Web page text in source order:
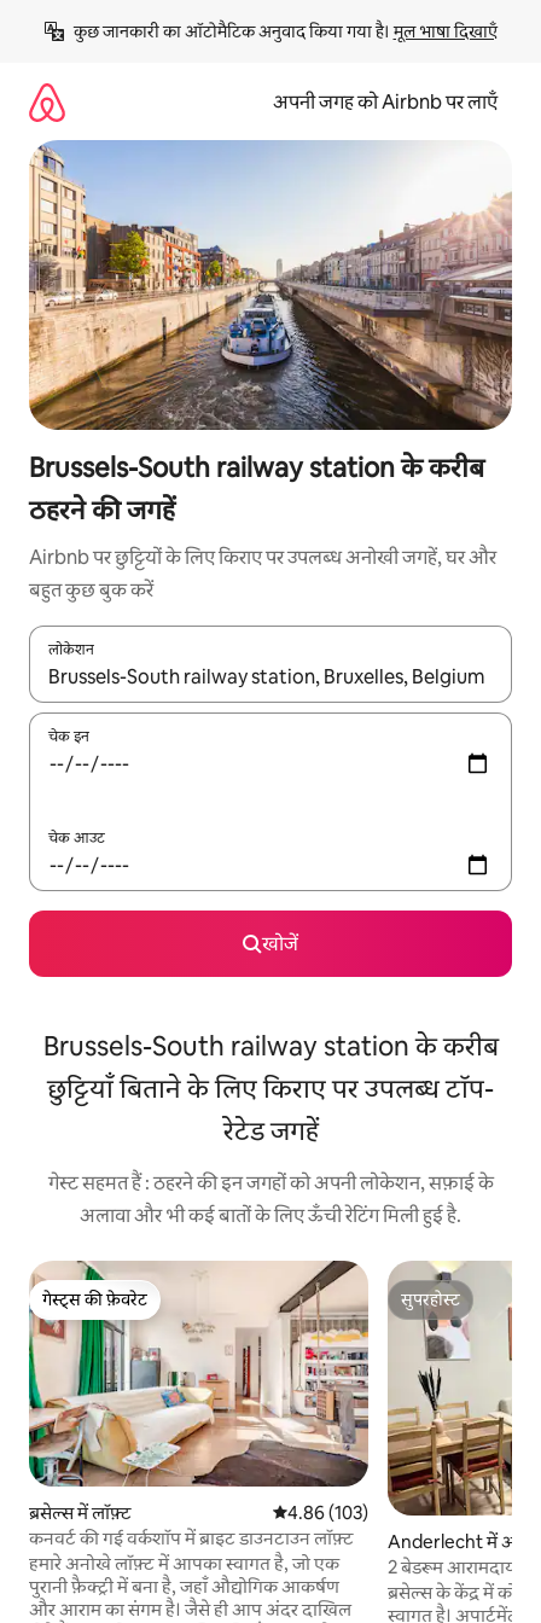
छोड़कर
कॉन्टेंट
कुछ जानकारी का ऑटोमैटिक अनुवाद किया गया है। मूल भाषा दिखाएँ
अपनी जगह को Airbnb पर लाएँ
Brussels-South railway station के करीब
ठहरने की जगहें
Airbnb पर छुट्टियों के लिए किराए पर उपलब्ध अनोखी जगहें, घर और
बहुत कुछ बुक करें
लोकेशन
नतीजों के उपलब्ध होने पर, अप और डाउन 'ऐरो की' का इस्तेमाल करके नेविगेट
चेक इन
चेक आउट
खोजें
Brussels-South railway station के करीब
छुट्टियाँ बिताने के लिए किराए पर उपलब्ध टॉप-
रेटेड जगहें
गेस्ट सहमत हैं : ठहरने की इन जगहों को अपनी लोकेशन, सफ़ाई के
अलावा और भी कई बातों के लिए ऊँची रेटिंग मिली हुई है.
गेस्ट्स की फ़ेवरेट
गेस्ट्स की फ़ेवरेट
ब्रसेल्स में लॉफ़्ट औसत रेटिंग 5 में से 4.86, 103 समीक्षाएँ
4.86 (103)
कनवर्ट की गई वर्कशॉप में ब्राइट डाउनटाउन लॉफ़्ट
हमारे अनोखे लॉफ़्ट में आपका स्वागत है, जो एक
पुरानी फ़ैक्ट्री में बना है, जहाँ औद्योगिक आकर्षण
और आराम का संगम है। जैसे ही आप अंदर दाखिल
सुपरहोस्ट
सुपरहोस्ट
Anderlecht में
2 बेडरूम आरामदायक
ब्रसेल्स के केंद्र में
स्वागत है। अपार्टमेंट